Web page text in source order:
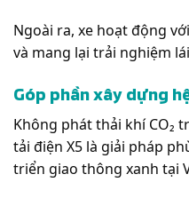
Ngoài ra, xe hoạt động
và mang lại trải nghiệm
Góp phần xây dựng
Không phát thải khí CO₂
tải điện X5 là giải pháp
triển giao thông xanh tại